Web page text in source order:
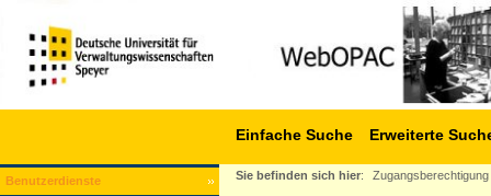
Benutzerdienste
Einfache Suche Erweiterte
Sie befinden sich hier: Zugangsberechtigung